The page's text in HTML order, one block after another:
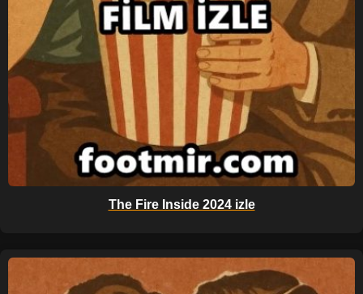
The Fire Inside 2024 izle